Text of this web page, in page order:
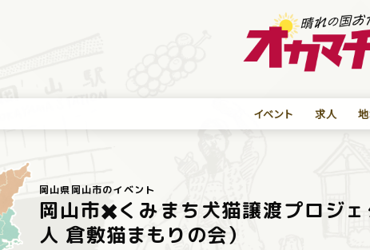
イベント 求人
岡山県岡山市のイベント
岡山市✖️くみまち犬猫譲渡プロジ
人 倉敷猫まもりの会）